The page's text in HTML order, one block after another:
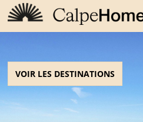
VOIR LES DESTINATIONS